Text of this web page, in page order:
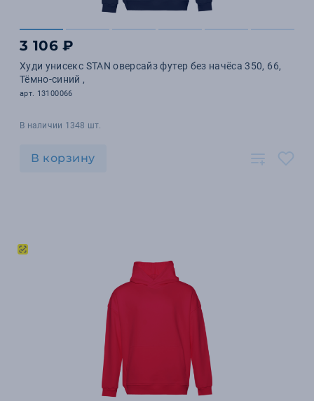
3 106 ₽
Худи унисекс STAN оверсайз футер без начёса 350, 66,
Тёмно-синий ,
арт. 13100066
В наличии 1348 шт.
В корзину